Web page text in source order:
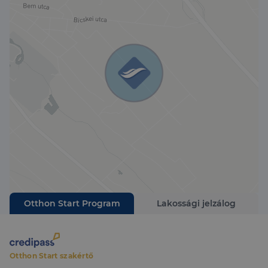
élethez szükséges infrastruktúra teljes mértékben
rendelkezésre áll.
egyeztetéséhez keressen bizalommal!
Otthon Start Program Lakossági jelzálog
Otthon Start szakértő